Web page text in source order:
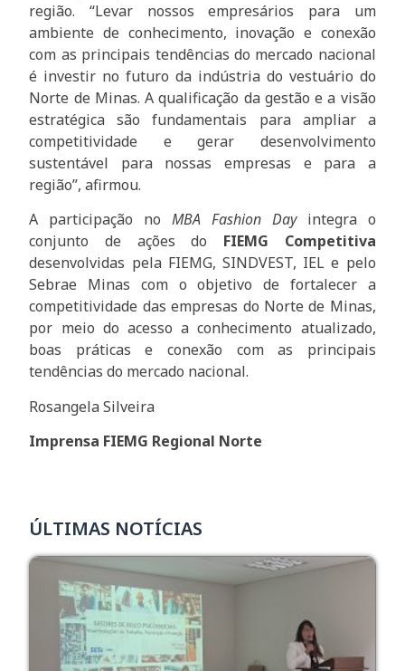
região. “Levar nossos empresários para um
ambiente de conhecimento, inovação e conexão
com as principais tendências do mercado nacional
é investir no futuro da indústria do vestuário do
Norte de Minas. A qualificação da gestão e a visão
estratégica são fundamentais para ampliar a
competitividade e gerar desenvolvimento
sustentável para nossas empresas e para a
região”, afirmou.
A participação noMBA Fashion Dayintegra o
conjunto de ações do FIEMG Competitiva
desenvolvidas pela FIEMG, SINDVEST, IEL e pelo
Sebrae Minas com o objetivo de fortalecer a
competitividade das empresas do Norte de Minas,
por meio do acesso a conhecimento atualizado,
boas práticas e conexão com as principais
tendências do mercado nacional.
Rosangela Silveira
Imprensa FIEMG Regional Norte
ÚLTIMAS NOTÍCIAS